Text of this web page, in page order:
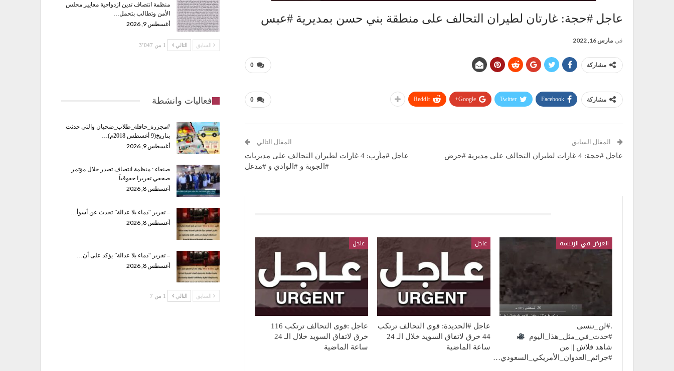
عاجل #حجة: غارتان لطيران التحالف على منطقة بني حسن بمديرية #عبس
في مارس 16, 2022
0 مشاركة
0 مشاركة Facebook
Twitter
Google+
ReddIt
المقال السابق
عاجل #حجة: 4 غارات لطيران التحالف على مديرية #حرض
المقال التالي
عاجل #مأرب: 4 غارات لطيران التحالف على مديريات
#الجوبة و #الوادي و #مدغل
العرض في الرئيسة
.#لن_ننسى
#حدث_في_مثل_هذا_اليوم
شاهد فلاش || من
#جرائم_العدوان_الأمريكي_السعودي…
عاجل
عاجل #الحديدة: قوى التحالف ترتكب
44 خرق لاتفاق السويد خلال الـ 24
ساعة الماضية
عاجل
عاجل :قوى التحالف ترتكب 116
خرق لاتفاق السويد خلال الـ 24
ساعة الماضية
منظمة انتصاف تدين ازدواجية معايير مجلس
الأمن وتطالب بتحمل…
أغسطس 9, 2026
السابق التالي 1 من 3٬047
فعاليات وانشطة
#مجزرة_حافلة_طلاب_ضحيان والتي حدثت
بتاريخ(9 أغسطس 2018م)…
أغسطس 9, 2026
صنعاء : منظمة انتصاف تصدر خلال مؤتمر
صحفي تقريرا حقوقياً…
أغسطس 8, 2026
– تقرير “دماء بلا عدالة” تحدث عن أسوأ…
أغسطس 8, 2026
– تقرير “دماء بلا عدالة” يؤكد على أن…
أغسطس 8, 2026
السابق التالي 1 من 7